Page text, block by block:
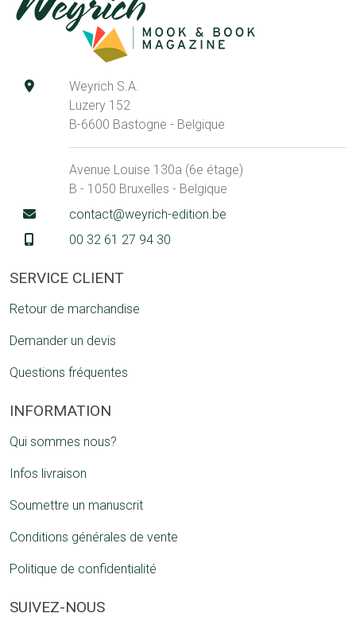
Weyrich S.A.
Luzery 152
B-6600 Bastogne - Belgique
Avenue Louise 130a (6e étage)
B - 1050 Bruxelles - Belgique
contact@weyrich-edition.be
00 32 61 27 94 30
SERVICE CLIENT
Retour de marchandise
Demander un devis
Questions fréquentes
INFORMATION
Qui sommes nous?
Infos livraison
Soumettre un manuscrit
Conditions générales de vente
Politique de confidentialité
SUIVEZ-NOUS